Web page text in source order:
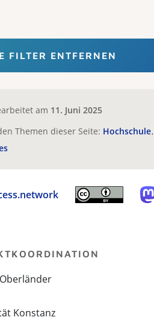
FILTER ENTFERNEN
am 11. Juni 2025
Themen dieser Seite: Hochschule
Konstanz